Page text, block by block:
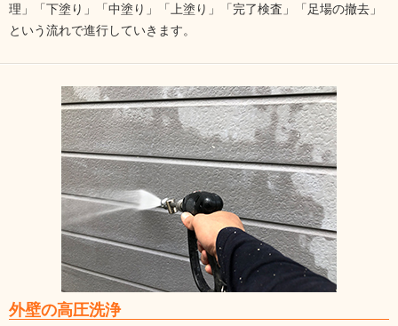
理」「下塗り」「中塗り」「上塗り」「完了検査」「足場の撤去」
という流れで進行していきます。
外壁の高圧洗浄